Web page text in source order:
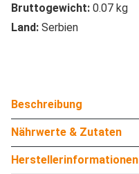
Bruttogewicht: 0.07 kg
Land: Serbien
Beschreibung
Nährwerte & Zutaten
Herstellerinformationen